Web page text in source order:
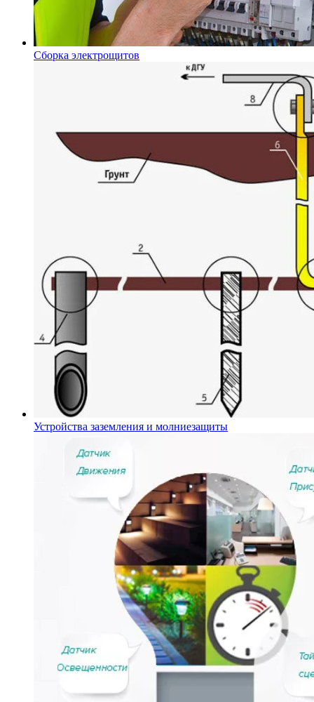
Сборка электрощитов
Устройства заземления и молниезащиты